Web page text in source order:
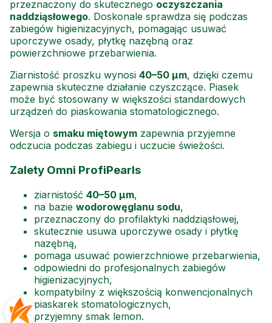
przeznaczony do skutecznego oczyszczania
naddziąsłowego. Doskonale sprawdza się podczas
zabiegów higienizacyjnych, pomagając usuwać
uporczywe osady, płytkę nazębną oraz
powierzchniowe przebarwienia.
Ziarnistość proszku wynosi 40–50 µm, dzięki czemu
zapewnia skuteczne działanie czyszczące. Piasek
może być stosowany w większości standardowych
urządzeń do piaskowania stomatologicznego.
Wersja o smaku miętowym zapewnia przyjemne
odczucia podczas zabiegu i uczucie świeżości.
Zalety Omni ProfiPearls
ziarnistość 40–50 µm,
na bazie wodorowęglanu sodu,
przeznaczony do profilaktyki naddziąsłowej,
skutecznie usuwa uporczywe osady i płytkę
nazębną,
pomaga usuwać powierzchniowe przebarwienia,
odpowiedni do profesjonalnych zabiegów
higienizacyjnych,
kompatybilny z większością konwencjonalnych
piaskarek stomatologicznych,
przyjemny smak lemon.